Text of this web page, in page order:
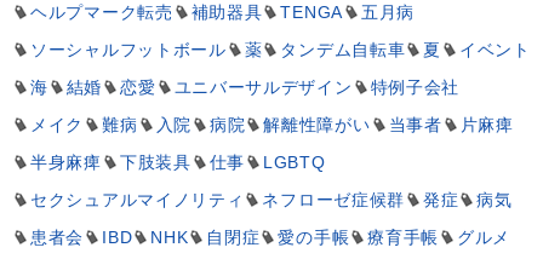
ヘルプマーク転売
補助器具 TENGA
五月病
ソーシャルフットボール
薬 タンデム自転車 夏
イベント
海
結婚 恋愛 ユニバーサルデザイン
特例子会社
メイク
難病 入院 病院 解離性障がい 当事者
片麻痺
半身麻痺
下肢装具 仕事
LGBTQ
セクシュアルマイノリティ
ネフローゼ症候群 発症
病気
患者会
IBD NHK 自閉症 愛の手帳 療育手帳 グルメ